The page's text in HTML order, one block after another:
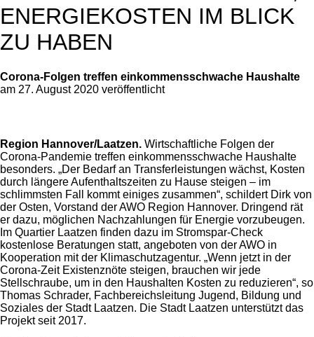
ENERGIEKOSTEN IM BLICK
ZU HABEN
Corona-Folgen treffen einkommensschwache Haushalte
am 27. August 2020 veröffentlicht
Region Hannover/Laatzen. Wirtschaftliche Folgen der
Corona-Pandemie treffen einkommensschwache Haushalte
besonders. „Der Bedarf an Transferleistungen wächst, Kosten
durch längere Aufenthaltszeiten zu Hause steigen – im
schlimmsten Fall kommt einiges zusammen“, schildert Dirk von
der Osten, Vorstand der AWO Region Hannover. Dringend rät
er dazu, möglichen Nachzahlungen für Energie vorzubeugen.
Im Quartier Laatzen finden dazu im Stromspar-Check
kostenlose Beratungen statt, angeboten von der AWO in
Kooperation mit der Klimaschutzagentur. „Wenn jetzt in der
Corona-Zeit Existenznöte steigen, brauchen wir jede
Stellschraube, um in den Haushalten Kosten zu reduzieren“, so
Thomas Schrader, Fachbereichsleitung Jugend, Bildung und
Soziales der Stadt Laatzen. Die Stadt Laatzen unterstützt das
Projekt seit 2017.